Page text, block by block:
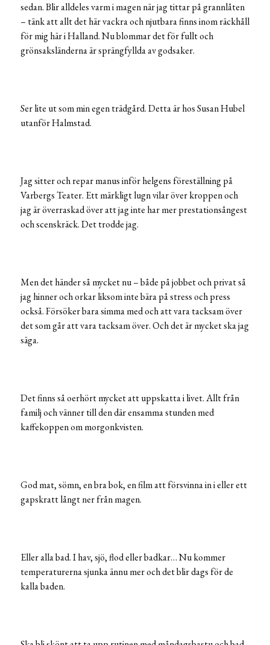
sedan. Blir alldeles varm i magen när jag tittar på grannlåten
– tänk att allt det här vackra och njutbara finns inom räckhåll
för mig här i Halland. Nu blommar det för fullt och
grönsaksländerna är sprängfyllda av godsaker.
Ser lite ut som min egen trädgård. Detta är hos Susan Hubel
utanför Halmstad.
Jag sitter och repar manus inför helgens föreställning på
Varbergs Teater. Ett märkligt lugn vilar över kroppen och
jag är överraskad över att jag inte har mer prestationsångest
och scenskräck. Det trodde jag.
Men det händer så mycket nu – både på jobbet och privat så
jag hinner och orkar liksom inte bära på stress och press
också. Försöker bara simma med och att vara tacksam över
det som går att vara tacksam över. Och det är mycket ska jag
säga.
Det finns så oerhört mycket att uppskatta i livet. Allt från
familj och vänner till den där ensamma stunden med
kaffekoppen om morgonkvisten.
God mat, sömn, en bra bok, en film att försvinna in i eller ett
gapskratt långt ner från magen.
Eller alla bad. I hav, sjö, flod eller badkar… Nu kommer
temperaturerna sjunka ännu mer och det blir dags för de
kalla baden.